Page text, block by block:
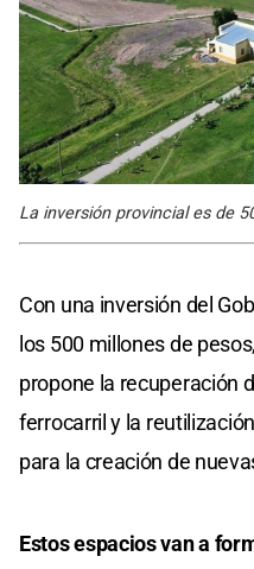
La inversión provincial es de
Con una inversión del
los 500 millones de
propone la recuperación
ferrocarril y la
para la creación de
Estos espacios van a